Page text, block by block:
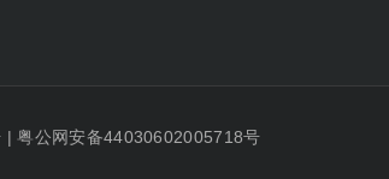
|粤公网安备44030602005718号